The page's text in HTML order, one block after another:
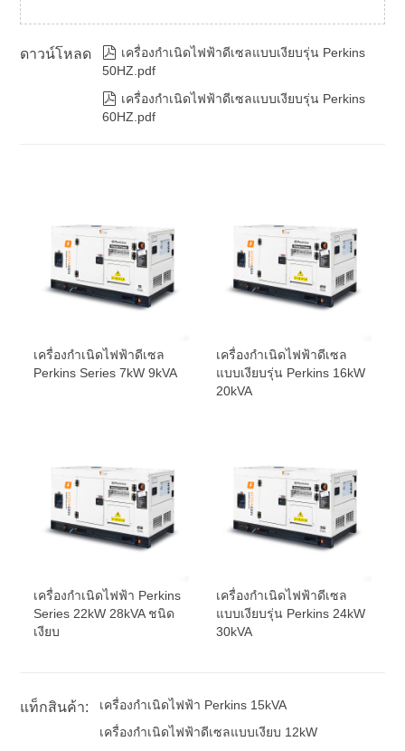
ดาวน์โหลด  เครื่องกำเนิดไฟฟ้าดีเซลแบบเงียบรุ่น Perkins
50HZ.pdf
 เครื่องกำเนิดไฟฟ้าดีเซลแบบเงียบรุ่น Perkins
60HZ.pdf
เครื่องกำเนิดไฟฟ้าดีเซล
Perkins Series 7kW 9kVA
เครื่องกำเนิดไฟฟ้าดีเซล
แบบเงียบรุ่น Perkins 16kW
20kVA
เครื่องกำเนิดไฟฟ้า Perkins
Series 22kW 28kVA ชนิด
เงียบ
เครื่องกำเนิดไฟฟ้าดีเซล
แบบเงียบรุ่น Perkins 24kW
30kVA
แท็กสินค้า:
เครื่องกำเนิดไฟฟ้า Perkins 15kVA
เครื่องกำเนิดไฟฟ้าดีเซลแบบเงียบ 12kW